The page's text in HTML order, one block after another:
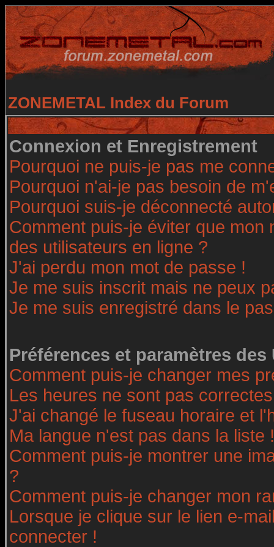
ZONEMETAL Index du Forum
Connexion et Enregistrement
Pourquoi ne puis-je pas me
Pourquoi n'ai-je pas besoin de
Pourquoi suis-je déconnecté
Comment puis-je éviter que
des utilisateurs en ligne ?
J'ai perdu mon mot de passe !
Je me suis inscrit mais ne peux
Je me suis enregistré dans le
Préférences et paramètres
Comment puis-je changer mes
Les heures ne sont pas
J'ai changé le fuseau horaire et
Ma langue n'est pas dans la liste !
Comment puis-je montrer une
?
Comment puis-je changer mon
Lorsque je clique sur le lien e-
connecter !